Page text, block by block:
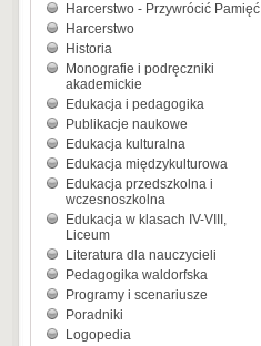
Harcerstwo - Przywrócić Pamięć
Harcerstwo
Historia
Monografie i podręczniki
akademickie
Edukacja i pedagogika
Publikacje naukowe
Edukacja kulturalna
Edukacja międzykulturowa
Edukacja przedszkolna i
wczesnoszkolna
Edukacja w klasach IV-VIII,
Liceum
Literatura dla nauczycieli
Pedagogika waldorfska
Programy i scenariusze
Poradniki
Logopedia